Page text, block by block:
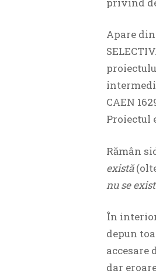
Apare
CAEN
Proiectul
Rămân
există
nu se
În
depun
accesare
dar